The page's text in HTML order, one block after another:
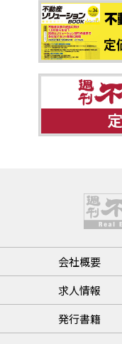
会社概要
求人情報
発行書籍